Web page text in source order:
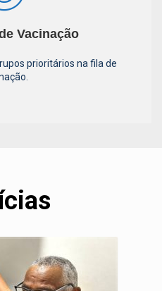
Vacinação
prioritários na fila de